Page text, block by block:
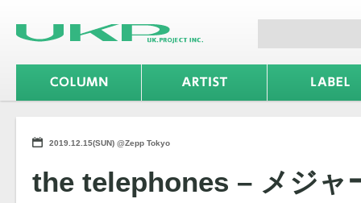
2019.12.15(SUN) @Zepp Tokyo
the telephones – メジャ